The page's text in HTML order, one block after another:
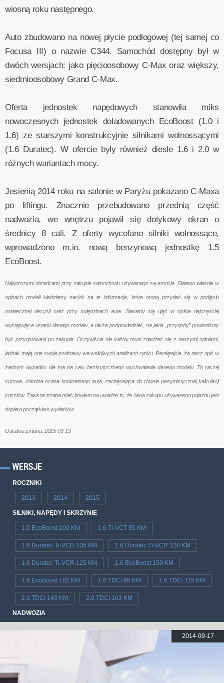
wiosną roku następnego.
Auto zbudowano na nowej płycie podłogowej (tej samej co
Focusa III) o nazwie C344. Samochód dostępny był w
dwóch wersjach: jako pięcioosobowy C-Max oraz większy,
siedmioosobowy Grand C-Max.
Oferta jednostek napędowych stanowiła miks
nowoczesnych jednostek doładowanych EcoBoost (1.0 i
1.6) ze starszymi konstrukcyjnie silnikami wolnossącymi
(1.6 Duratec). W ofercie były również diesle 1.6 i 2.0 w
różnych wariantach mocy.
Jesienią 2014 roku na salonie w Paryżu pokazano C-Maxa
po liftingu. Znacznie przebudowano przednią część
nadwozia, we wnętrzu pojawił się dotykowy ekran o
średnicy 8 cali. Z oferty wycofano silniki wolnossące,
wprowadzono m.in. nową benzynową jednostkę 1.5
EcoBoost.
Najgorszymi doradcami przy zakupie samochodu używanego są emocje. Dlatego właśnie w
opisach modeli kładziemy nacisk na te informacje, które mogą przydać się w podjęciu
ostatecznej decyzji oraz przy oględzinach auta. Staramy się ująć w opisie najczęściej
występujące usterki danego modelu, a także podpowiedzieć, na jakie „przygody” powinniśmy
być przygotowani po zakupie. Oczywiście nie każdy musi zgadzać się z naszymi opiniami,
jednak mają one swoje podstawy we wnikliwych analizach rynku. Pamiętajcie, że nasz opis w
żadnym wypadku nie ma na celu bezkrytycznego wychwalania danego modelu. To raczej
surowa, chłodna ocena konkretnego auta, zachęcająca do równie pesymistycznej kalkulacji
kosztów. Zawsze trzeba mieć bowiem na uwadze to, że cena zakupu używanego pojazdu jest
dopiero początkiem wydatków.
Ostatnia zmiana: 2015-03-19
WERSJE
ROCZNIKI
2013 2014 2015
SILNIKI, NAPĘDY I SKRZYNIE
1.0 EcoBoost 100 KM 1.6 Ti-VCT 85 KM
1.6 Duratec Ti-VCR 105 KM 1.6 Duratec Ti-VCR 120 KM
1.6 Duratec Ti-VCR 125 KM 1.6 EcoBoost 150 KM
1.6 EcoBoost 182 KM 1.6 TDCi 95 KM 1.6 TDCi 115 KM
2.0 TDCI 140 KM 2.0 TDCI 163 KM
NADWOZIA
2014-09-17